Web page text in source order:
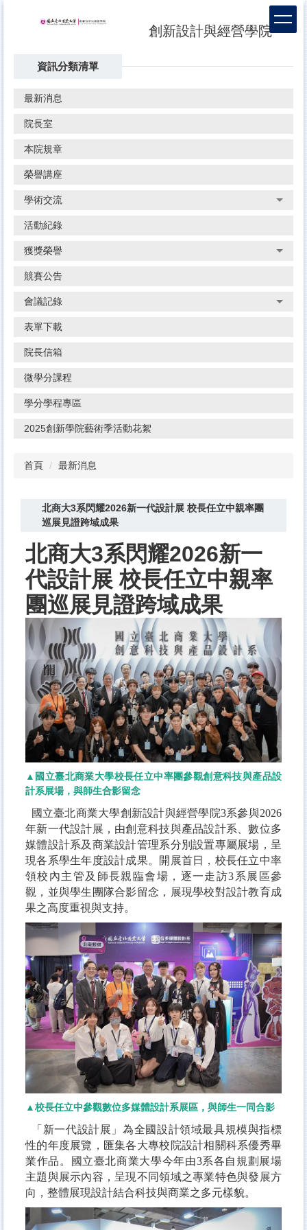
創新設計與經營學院
資訊分類清單
最新消息
院長室
本院規章
榮譽講座
學術交流
活動紀錄
獲獎榮譽
競賽公告
會議記錄
表單下載
院長信箱
微學分課程
學分學程專區
2025創新學院藝術季活動花絮
首頁 最新消息
北商大3系閃耀2026新一代設計展 校長任立中親率團
巡展見證跨域成果
北商大3系閃耀2026新一
代設計展 校長任立中親率
團巡展見證跨域成果
▲國立臺北商業大學校長任立中率團參觀創意科技與產品設
計系展場，與師生合影留念
國立臺北商業大學創新設計與經營學院3系參與2026
年新一代設計展，由創意科技與產品設計系、數位多
媒體設計系及商業設計管理系分別設置專屬展場，呈
現各系學生年度設計成果。開展首日，校長任立中率
領校內主管及師長親臨會場，逐一走訪3系展區參
觀，並與學生團隊合影留念，展現學校對設計教育成
果之高度重視與支持。
▲校長任立中參觀數位多媒體設計系展區，與師生一同合影
「新一代設計展」為全國設計領域最具規模與指標
性的年度展覽，匯集各大專校院設計相關科系優秀畢
業作品。國立臺北商業大學今年由3系各自規劃展場
主題與展示內容，呈現不同領域之專業特色與發展方
向，整體展現設計結合科技與商業之多元樣貌。